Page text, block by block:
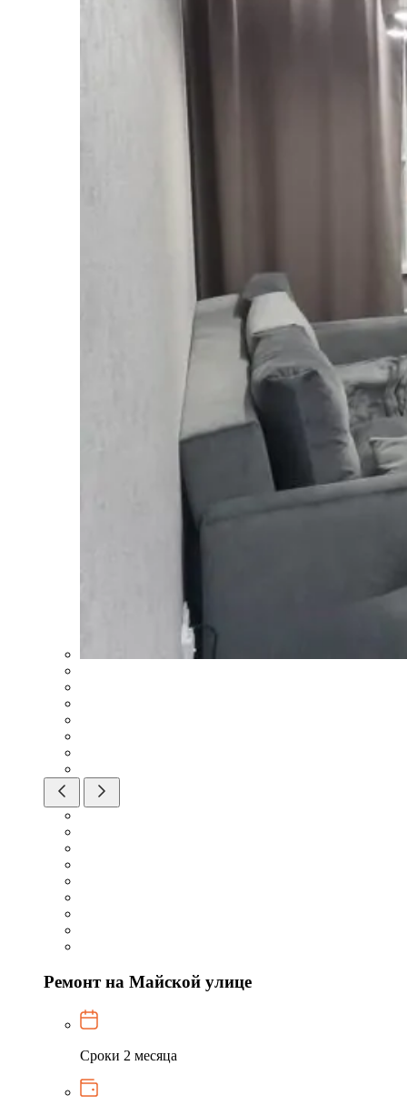
Ремонт на Майской улице
Сроки 2 месяца